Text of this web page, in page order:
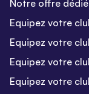
Notre offre
Equipez votre
Equipez votre
Equipez votre
Equipez votre